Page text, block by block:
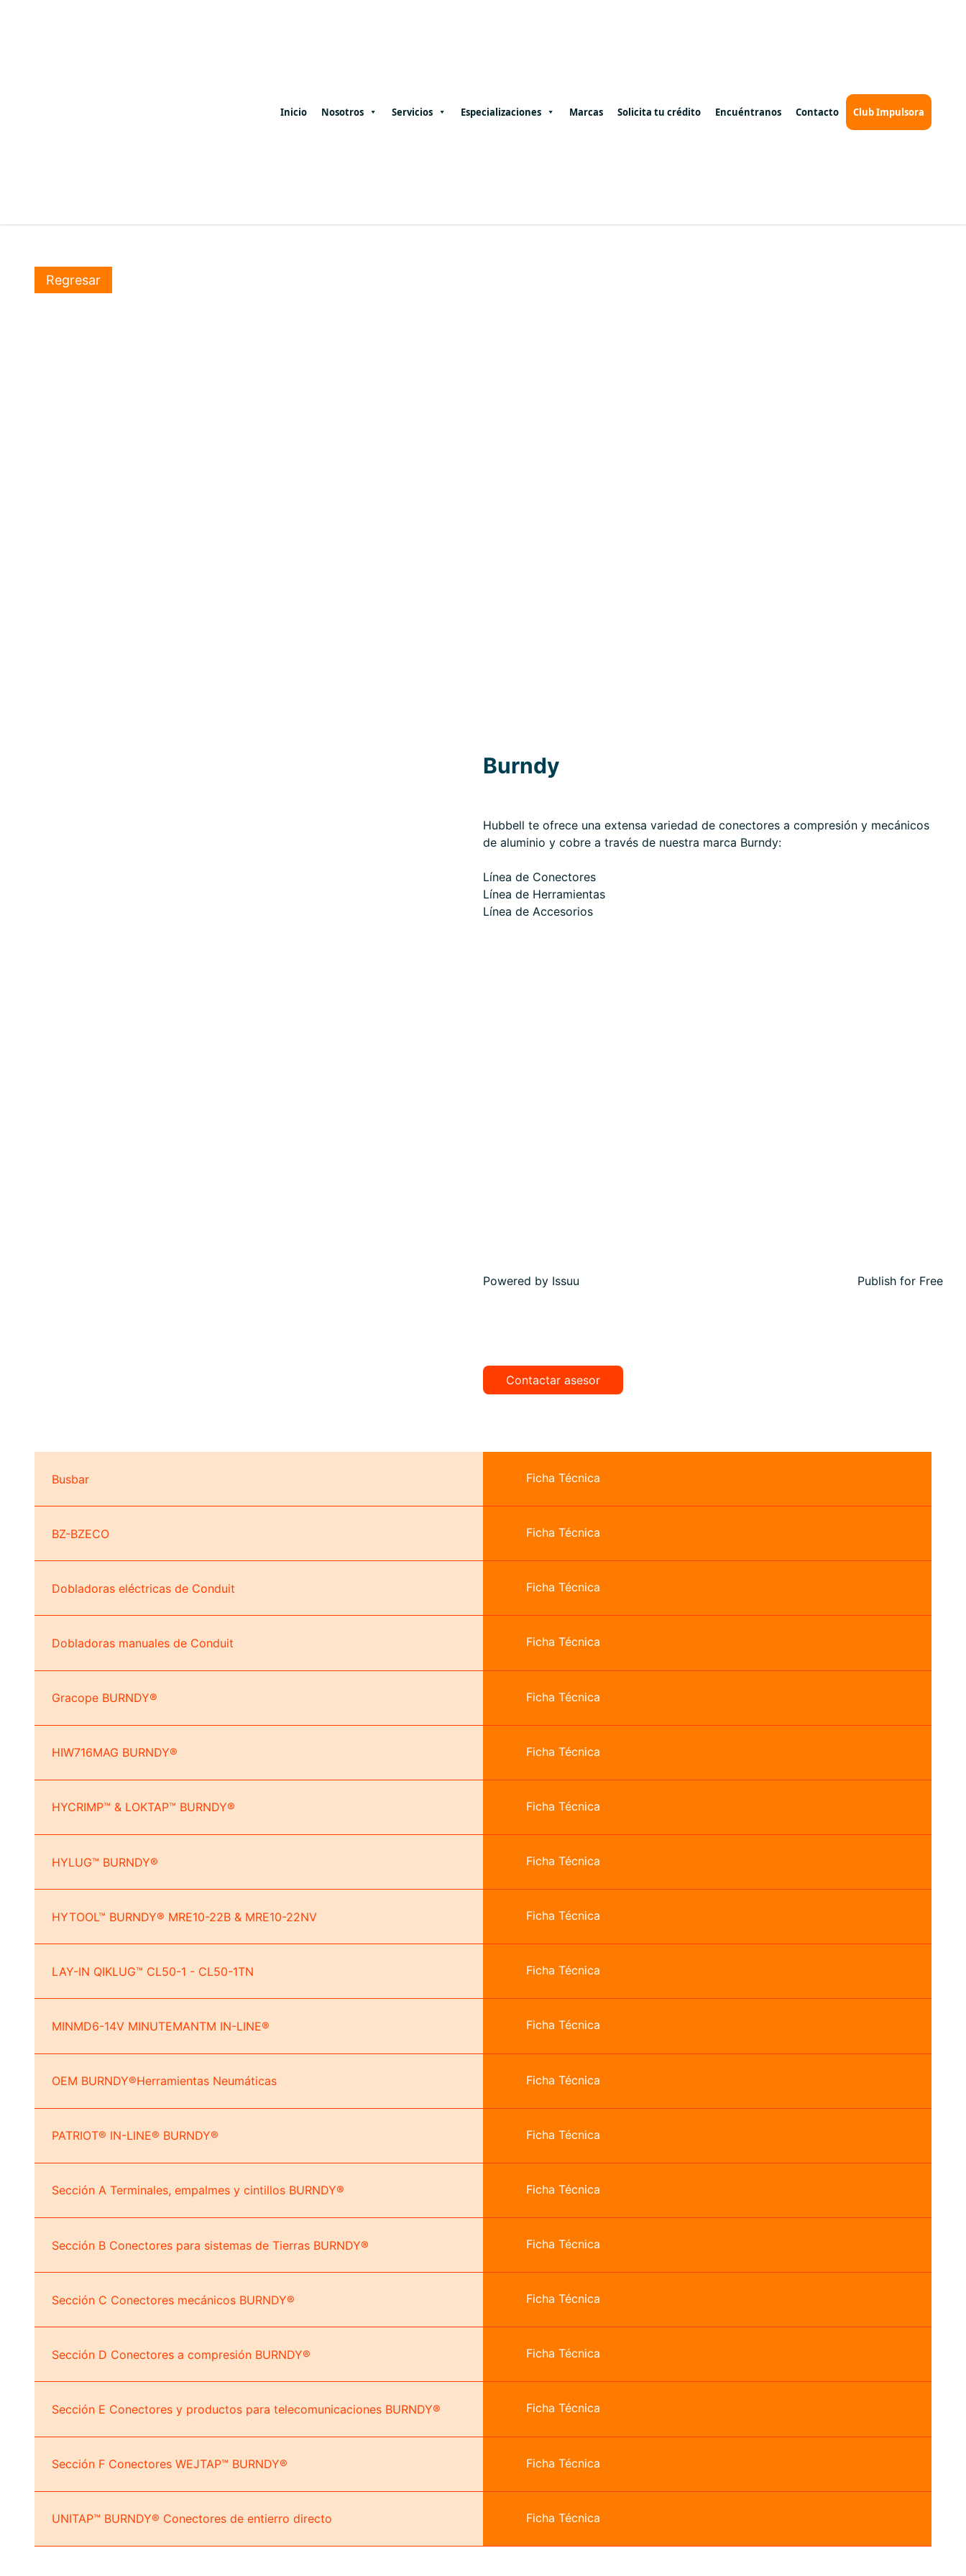
Inicio Nosotros Servicios Especializaciones Marcas Solicita tu crédito Encuéntranos Contacto Club Impulsora
Regresar
Burndy
Hubbell te ofrece una extensa variedad de conectores a compresión y mecánicos
de aluminio y cobre a través de nuestra marca Burndy:
Línea de Conectores
Línea de Herramientas
Línea de Accesorios
Powered by Issuu Publish for Free
Contactar asesor
Busbar Ficha Técnica
BZ-BZECO Ficha Técnica
Dobladoras eléctricas de Conduit Ficha Técnica
Dobladoras manuales de Conduit Ficha Técnica
Gracope BURNDY® Ficha Técnica
HIW716MAG BURNDY® Ficha Técnica
HYCRIMP™ & LOKTAP™ BURNDY® Ficha Técnica
HYLUG™ BURNDY® Ficha Técnica
HYTOOL™ BURNDY® MRE10-22B & MRE10-22NV Ficha Técnica
LAY-IN QIKLUG™ CL50-1 - CL50-1TN Ficha Técnica
MINMD6-14V MINUTEMANTM IN-LINE® Ficha Técnica
OEM BURNDY®Herramientas Neumáticas Ficha Técnica
PATRIOT® IN-LINE® BURNDY® Ficha Técnica
Sección A Terminales, empalmes y cintillos BURNDY® Ficha Técnica
Sección B Conectores para sistemas de Tierras BURNDY® Ficha Técnica
Sección C Conectores mecánicos BURNDY® Ficha Técnica
Sección D Conectores a compresión BURNDY® Ficha Técnica
Sección E Conectores y productos para telecomunicaciones BURNDY® Ficha Técnica
Sección F Conectores WEJTAP™ BURNDY® Ficha Técnica
UNITAP™ BURNDY® Conectores de entierro directo Ficha Técnica